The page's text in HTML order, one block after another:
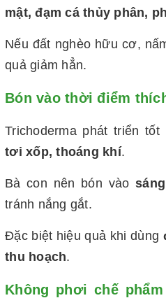
mật, đạm cá thủy phân,
Nếu đất nghèo hữu cơ,
quả giảm hẳn.
Bón vào thời điểm
Trichoderma phát triển
tơi xốp, thoáng khí.
Bà con nên bón vào
tránh nắng gắt.
Đặc biệt hiệu quả khi dùng
thu hoạch.
Không phơi chế